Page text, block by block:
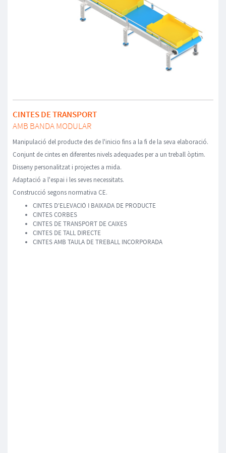
CINTES DE TRANSPORT
AMB BANDA MODULAR
Manipulació del producte des de l'inicio fins a la fi de la seva elaboració.
Conjunt de cintes en diferentes nivels adequades per a un treball òptim.
Disseny personalitzat i projectes a mida.
Adaptació a l'espai i les seves necessitats.
Construcció segons normativa CE.
CINTES D'ELEVACIÓ I BAIXADA DE PRODUCTE
CINTES CORBES
CINTES DE TRANSPORT DE CAIXES
CINTES DE TALL DIRECTE
CINTES AMB TAULA DE TREBALL INCORPORADA